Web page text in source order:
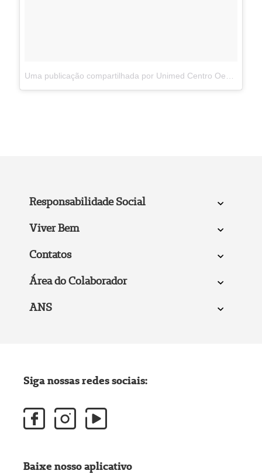
Responsabilidade Social
Viver Bem
Contatos
Área do Colaborador
ANS
Siga nossas redes sociais:
Baixe nosso aplicativo